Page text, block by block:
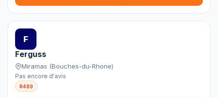
F
Ferguss
Miramas (Bouches-du-Rhone)
Pas encore d'avis
R489